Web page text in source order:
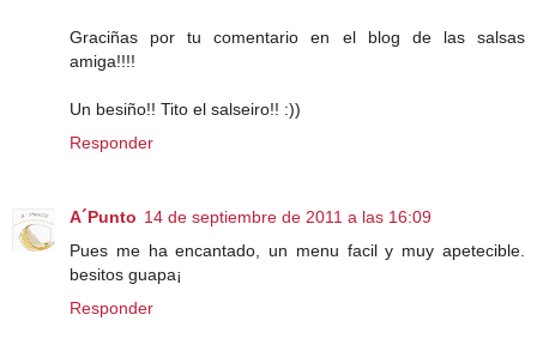
Graciñas por tu comentario en el blog de las salsas
amiga!!!!
Un besiño!! Tito el salseiro!! :))
Responder
A´Punto 14 de septiembre de 2011 a las 16:09
Pues me ha encantado, un menu facil y muy apetecible.
besitos guapa¡
Responder